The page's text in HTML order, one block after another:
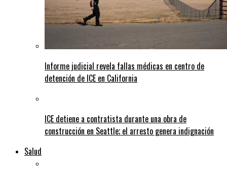
Informe judicial revela fallas médicas en centro de
detención de ICE en California
ICE detiene a contratista durante una obra de
construcción en Seattle; el arresto genera indignación
Salud